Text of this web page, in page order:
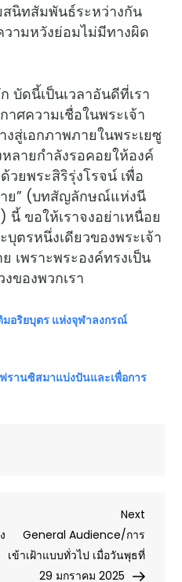
สนิทสัมพันธ์ระหว่างกัน
วามหวังย่อมไม่มีทางผิด
เป็นเวลาอันดีที่เรา
ศความเชื่อในพระเจ้า
สู่เอกภาพภายในพระเยซู
หลายกำลังรอคอยให้องค์
วยพระสิริรุ่งโรจน์ เพื่อ
ย” (บทสัญลักษณ์แห่งนี
ขอให้เราจงอย่าเหนื่อย
ตรหนึ่งเดียวของพระเจ้า
เพราะพระองค์ทรงเป็น
ของพวกเรา
อริยบุตร แห่งจุฬาลงกรณ์
รานซิสมาแบ่งปันและเพื่อการ
Next
Post
Next
General Audience/การ
เข้าเฝ้าแบบทั่วไป เมื่อวันพุธที่
29 มกราคม 2025